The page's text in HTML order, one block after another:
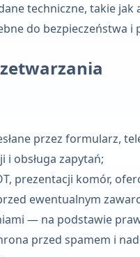
techniczne, takie
do bezpieczeństwa i
przez formularz,
obsługa zapytań;
prezentacji komór,
ewentualnym
— na podstawie
przed spamem i